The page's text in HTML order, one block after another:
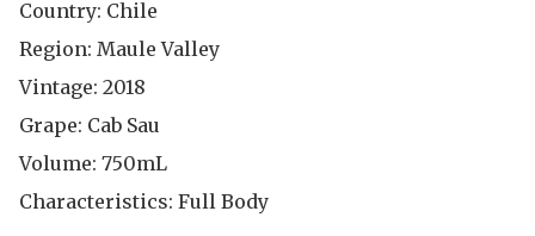
Country: Chile
Region: Maule Valley
Vintage: 2018
Grape: Cab Sau
Volume: 750mL
Characteristics: Full Body